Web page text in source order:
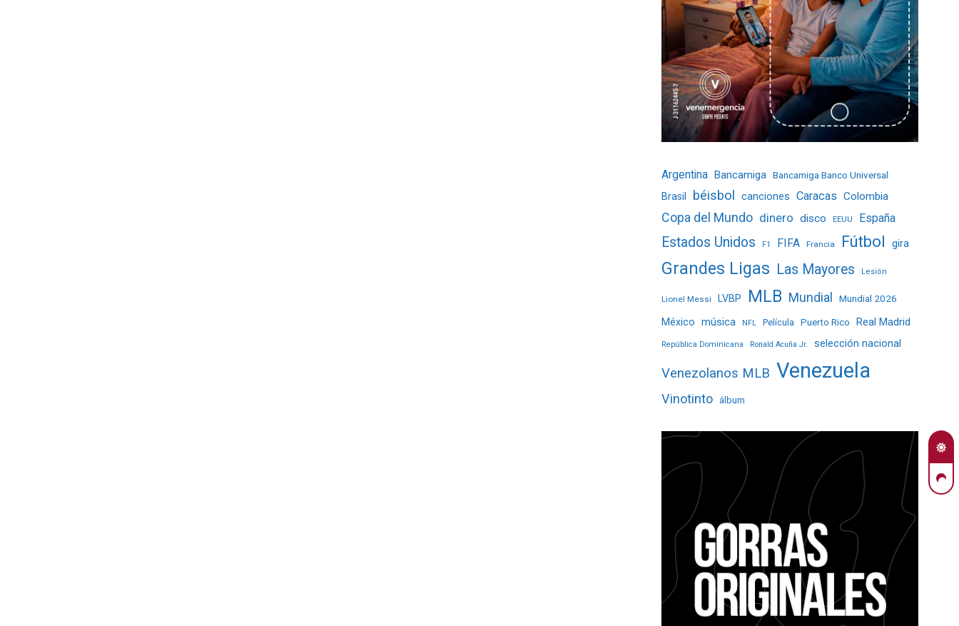
Argentina Bancamiga Bancamiga Banco Universal
Brasil
béisbol canciones Caracas Colombia
Copa del Mundo dinero disco EEUU España
Estados Unidos F1 FIFA Francia Fútbol gira
Grandes Ligas Las Mayores Lesión
Lionel Messi LVBP MLB Mundial Mundial 2026
México música NFL Película Puerto Rico Real Madrid
República Dominicana Ronald Acuña Jr. selección nacional
Venezolanos MLB Venezuela
Vinotinto álbum